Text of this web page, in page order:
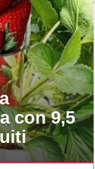
con 9,5